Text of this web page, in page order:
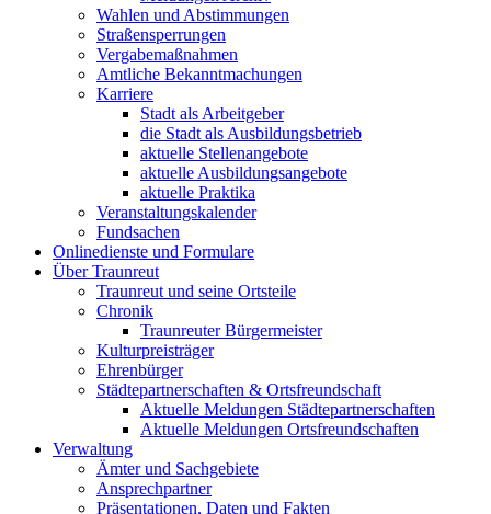
Wahlen und Abstimmungen
Straßensperrungen
Vergabemaßnahmen
Amtliche Bekanntmachungen
Karriere
Stadt als Arbeitgeber
die Stadt als Ausbildungsbetrieb
aktuelle Stellenangebote
aktuelle Ausbildungsangebote
aktuelle Praktika
Veranstaltungskalender
Fundsachen
Onlinedienste und Formulare
Über Traunreut
Traunreut und seine Ortsteile
Chronik
Traunreuter Bürgermeister
Kulturpreisträger
Ehrenbürger
Städtepartnerschaften & Ortsfreundschaft
Aktuelle Meldungen Städtepartnerschaften
Aktuelle Meldungen Ortsfreundschaften
Verwaltung
Ämter und Sachgebiete
Ansprechpartner
Präsentationen, Daten und Fakten